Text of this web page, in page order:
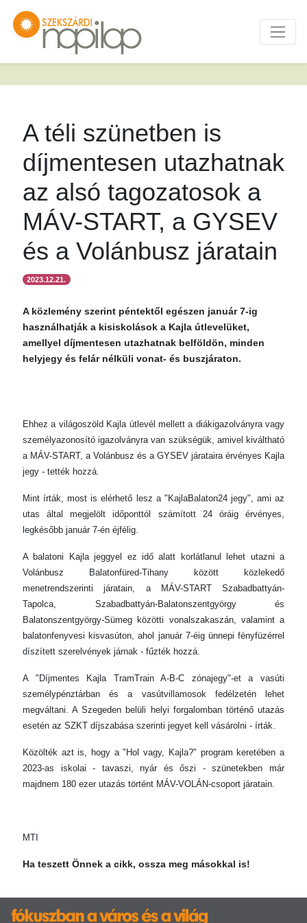
A téli szünetben is
díjmentesen utazhatnak
az alsó tagozatosok a
MÁV-START, a GYSEV
és a Volánbusz járatain
2023.12.21.
A közlemény szerint péntektől egészen január 7-ig
használhatják a kisiskolások a Kajla útlevelüket,
amellyel díjmentesen utazhatnak belföldön, minden
helyjegy és felár nélküli vonat- és buszjáraton.
Ehhez a világoszöld Kajla útlevél mellett a diákigazolványra vagy
személyazonosító igazolványra van szükségük, amivel kiváltható
a MÁV-START, a Volánbusz és a GYSEV járataira érvényes Kajla
jegy - tették hozzá.
Mint írták, most is elérhető lesz a "KajlaBalaton24 jegy", ami az
utas által megjelölt időponttól számított 24 óráig érvényes,
legkésőbb január 7-én éjfélig.
A balatoni Kajla jeggyel ez idő alatt korlátlanul lehet utazni a
Volánbusz Balatonfüred-Tihany között közlekedő
menetrendszerinti járatain, a MÁV-START Szabadbattyán-
Tapolca, Szabadbattyán-Balatonszentgyörgy és
Balatonszentgyörgy-Sümeg közötti vonalszakaszán, valamint a
balatonfenyvesi kisvasúton, ahol január 7-éig ünnepi fényfüzérrel
díszített szerelvények járnak - fűzték hozzá.
A "Díjmentes Kajla TramTrain A-B-C zónajegy"-et a vasúti
személypénztárban és a vasútvillamosok fedélzetén lehet
megváltani. A Szegeden belüli helyi forgalomban történő utazás
esetén az SZKT díjszabása szerinti jegyet kell vásárolni - írták.
Közölték azt is, hogy a "Hol vagy, Kajla?" program keretében a
2023-as iskolai - tavaszi, nyár és őszi - szünetekben már
majdnem 180 ezer utazás történt MÁV-VOLÁN-csoport járatain.
MTI
Ha teszett Önnek a cikk, ossza meg másokkal is!